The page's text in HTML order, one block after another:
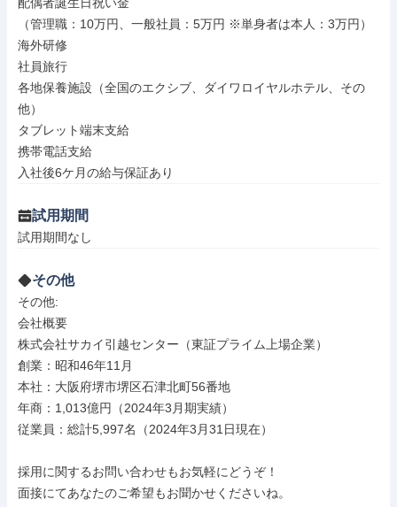
（管理職：10万円、一般社員：5万円 ※単身者は本人：3万円）
海外研修
社員旅行
各地保養施設（全国のエクシブ、ダイワロイヤルホテル、その
他）
タブレット端末支給
携帯電話支給
入社後6ケ月の給与保証あり
試用期間
試用期間なし
その他
その他:
会社概要
株式会社サカイ引越センター（東証プライム上場企業）
創業：昭和46年11月
本社：大阪府堺市堺区石津北町56番地
年商：1,013億円（2024年3月期実績）
従業員：総計5,997名（2024年3月31日現在）
採用に関するお問い合わせもお気軽にどうぞ！
面接にてあなたのご希望もお聞かせくださいね。